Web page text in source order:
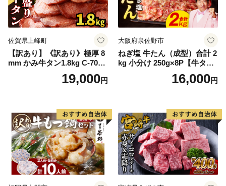
佐賀県上峰町
【訳あり】《訳あり》極厚 8
mm かみ牛タン1.8kg C-709-
19,000円
大阪府泉佐野市
ねぎ塩 牛たん（成型）合計 2
kg 小分け 250g×8P【牛タン
牛肉 焼肉用 薄切り 訳あり サ
16,000円